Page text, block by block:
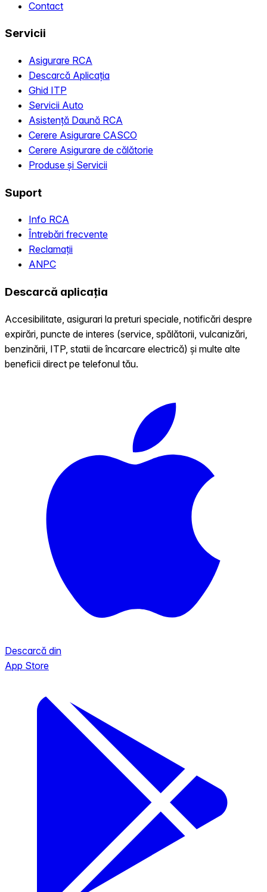
Contact
Servicii
Asigurare RCA
Descarcă Aplicația
Ghid ITP
Servicii Auto
Asistență Daună RCA
Cerere Asigurare CASCO
Cerere Asigurare de călătorie
Produse și Servicii
Suport
Info RCA
Întrebări frecvente
Reclamații
ANPC
Descarcă aplicația
Accesibilitate, asigurari la preturi speciale, notificări despre
expirări, puncte de interes (service, spălătorii, vulcanizări,
benzinării, ITP, statii de încarcare electrică) și multe alte
beneficii direct pe telefonul tău.
Descarcă din
App Store